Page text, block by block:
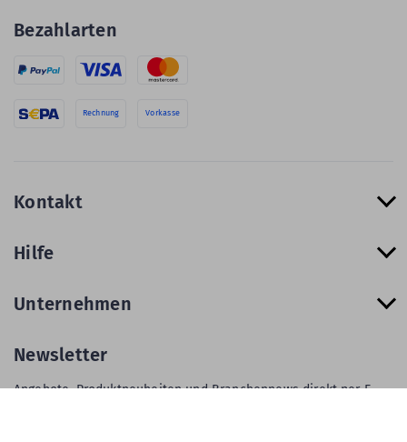
Bezahlarten
Rechnung Vorkasse
Kontakt
Hilfe
Unternehmen
Newsletter
Angebote, Produktneuheiten und Branchennews direkt per E-